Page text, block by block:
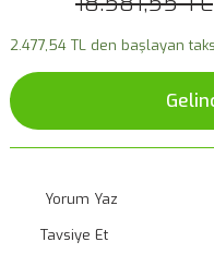
2.477,54 TL den başlayan
Yorum Yaz
Tavsiye Et